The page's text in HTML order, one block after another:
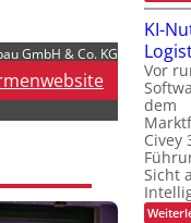
GmbH & Co. KG
KI-
Vor
dem
Civey
Sicht